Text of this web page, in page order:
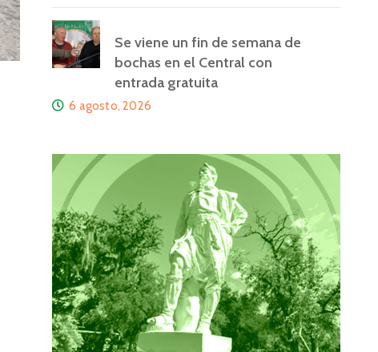
Se viene un fin de semana de
bochas en el Central con
entrada gratuita
6 agosto, 2026